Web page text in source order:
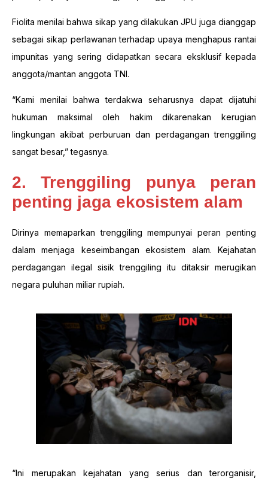
Fiolita menilai bahwa sikap yang dilakukan JPU juga dianggap
sebagai sikap perlawanan terhadap upaya menghapus rantai
impunitas yang sering didapatkan secara eksklusif kepada
anggota/mantan anggota TNI.
“Kami menilai bahwa terdakwa seharusnya dapat dijatuhi
hukuman maksimal oleh hakim dikarenakan kerugian
lingkungan akibat perburuan dan perdagangan trenggiling
sangat besar,” tegasnya.
2. Trenggiling punya peran
penting jaga ekosistem alam
Dirinya memaparkan trenggiling mempunyai peran penting
dalam menjaga keseimbangan ekosistem alam. Kejahatan
perdagangan ilegal sisik trenggiling itu ditaksir merugikan
negara puluhan miliar rupiah.
“Ini merupakan kejahatan yang serius dan terorganisir,